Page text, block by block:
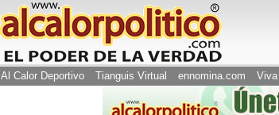
Al Calor Deportivo Tianguis Virtual ennomina.com Viva